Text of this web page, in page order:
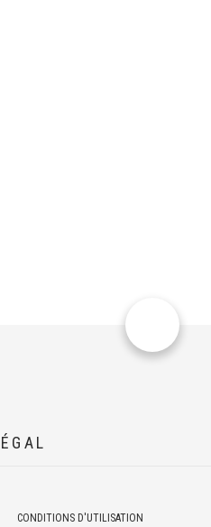
CONDITIONS D'UTILISATION